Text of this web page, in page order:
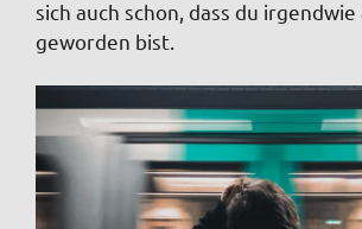
sich auch schon, dass du irgendwie
geworden bist.